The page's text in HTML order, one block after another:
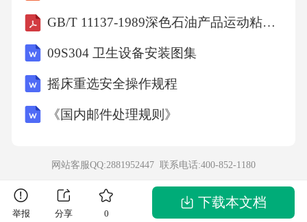
据，可以预测未来的交通流量变化。例如，某
城市在模拟某区域的交通流量时，通过机器学
习技术，将预测精度提升至88%，比传统方法提
高了35%。深度学习技术通过模拟人脑神经网
技术可以分析文本数据，提取有用信息。例
GB/T 11137-1989深色石油产品运动粘度测定法(逆流法)和动力粘度计算法
09S304 卫生设备安装图集
摇床重选安全操作规程
《国内邮件处理规则》
网站客服QQ:2881952447 联系电话:400-852-1180
举报 分享 0
下载本文档